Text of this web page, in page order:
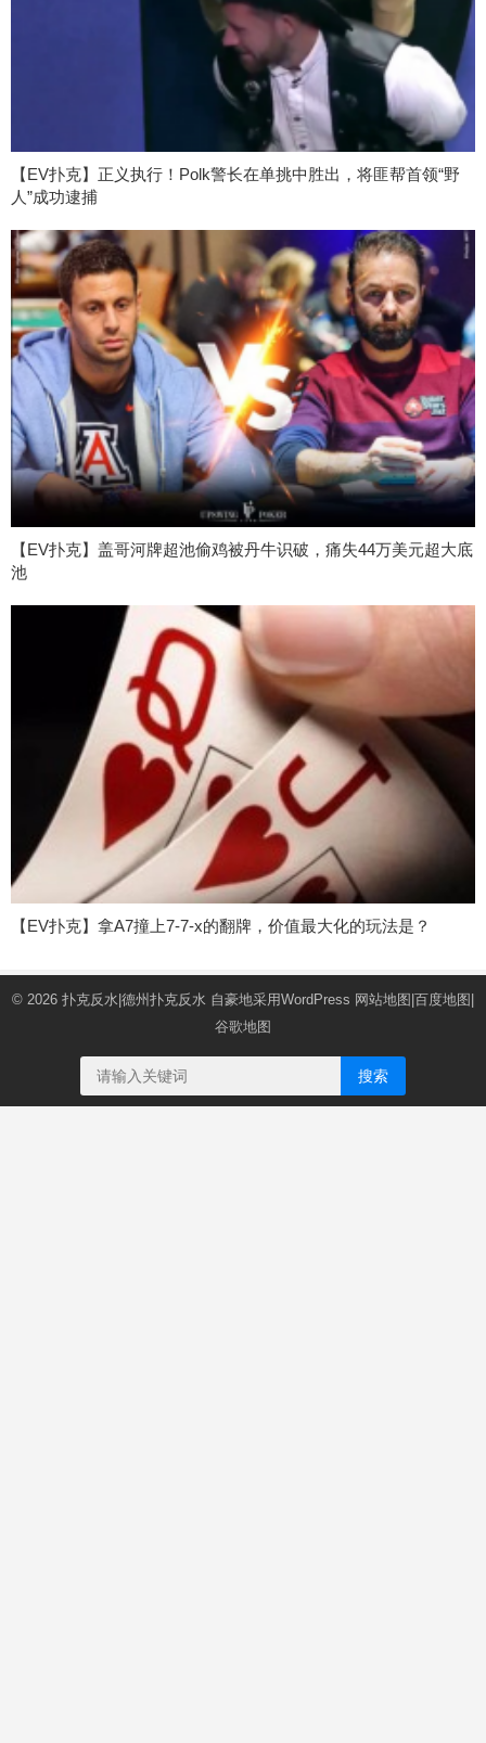
【EV扑克】正义执行！Polk警长在单挑中胜出，将匪帮首领“野
人”成功逮捕
【EV扑克】盖哥河牌超池偷鸡被丹牛识破，痛失44万美元超大底
池
【EV扑克】拿A7撞上7-7-x的翻牌，价值最大化的玩法是？
© 2026 扑克反水|德州扑克反水 自豪地采用WordPress 网站地图 百度地图
谷歌地图
搜索